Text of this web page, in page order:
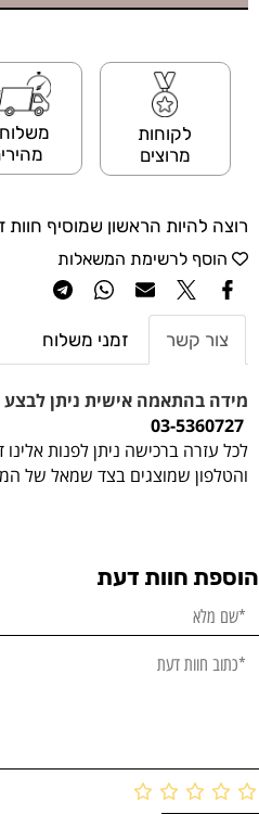
לקוחות
מרוצים
רוצה להיות הראשון שמוסיף
הוסף לרשימת המשאלות
צור קשר זמני משלוח
מידה בהתאמה אישית ניתן לבצע
03-5360727
לכל עזרה ברכישה ניתן לפנות
והטלפון שמוצגים בצד שמאל של
הוספת חוות דעת